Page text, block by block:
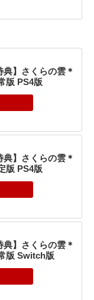
典】さくらの雲＊
版 PS4版
典】さくらの雲＊
版 PS4版
典】さくらの雲＊
版 Switch版